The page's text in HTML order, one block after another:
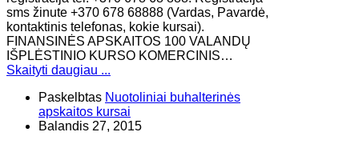
sms žinute +370 678 68888 (Vardas, Pavardė,
kontaktinis telefonas, kokie kursai).
FINANSINĖS APSKAITOS 100 VALANDŲ
IŠPLĖSTINIO KURSO KOMERCINIS…
Skaityti daugiau ...
Paskelbtas Nuotoliniai buhalterinės
apskaitos kursai
Balandis 27, 2015